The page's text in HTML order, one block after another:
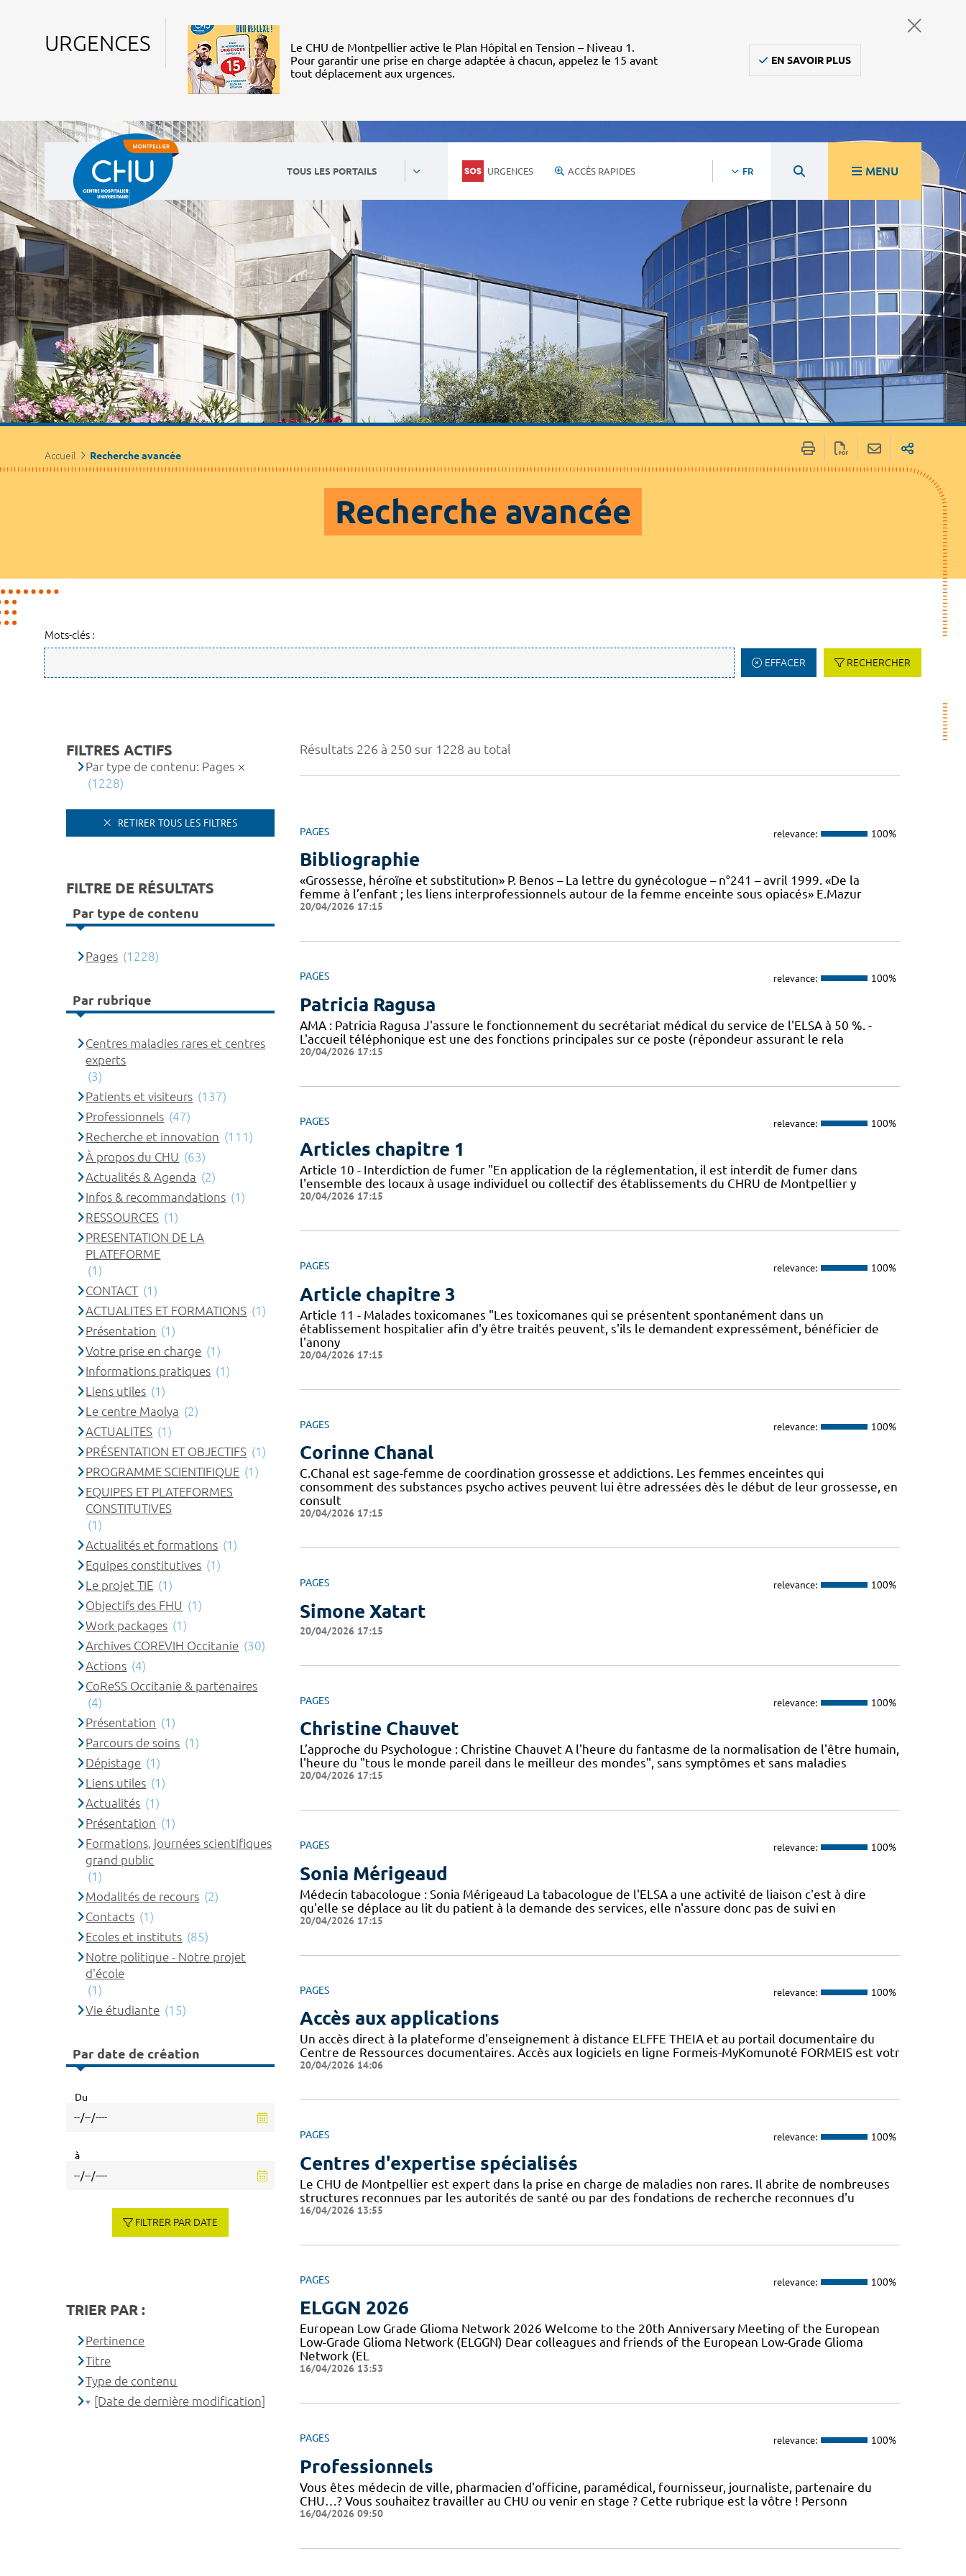
URGENCES
Le CHU de Montpellier active le Plan Hôpital en Tension – Niveau 1.
Pour garantir une prise en charge adaptée à chacun, appelez le 15 avant
tout déplacement aux urgences.
EN SAVOIR PLUS
TOUS LES PORTAILS URGENCES ACCÈS RAPIDES FR MENU
Accueil Recherche avancée
Recherche avancée
Mots-clés :
EFFACER RECHERCHER
Résultats 226 à 250 sur 1228 au total
PAGES relevance: 100%
Bibliographie
«Grossesse, héroïne et substitution» P. Benos – La lettre du gynécologue – n°241 – avril 1999. «De la
femme à l’enfant ; les liens interprofessionnels autour de la femme enceinte sous opiacés» E.Mazur
20/04/2026 17:15
PAGES relevance: 100%
Patricia Ragusa
AMA : Patricia Ragusa J'assure le fonctionnement du secrétariat médical du service de l'ELSA à 50 %. -
L'accueil téléphonique est une des fonctions principales sur ce poste (répondeur assurant le rela
20/04/2026 17:15
PAGES relevance: 100%
Articles chapitre 1
Article 10 - Interdiction de fumer "En application de la réglementation, il est interdit de fumer dans
l'ensemble des locaux à usage individuel ou collectif des établissements du CHRU de Montpellier y
20/04/2026 17:15
PAGES relevance: 100%
Article chapitre 3
Article 11 - Malades toxicomanes "Les toxicomanes qui se présentent spontanément dans un
établissement hospitalier afin d'y être traités peuvent, s'ils le demandent expressément, bénéficier de
l'anony
20/04/2026 17:15
PAGES relevance: 100%
Corinne Chanal
C.Chanal est sage-femme de coordination grossesse et addictions. Les femmes enceintes qui
consomment des substances psycho actives peuvent lui être adressées dès le début de leur grossesse, en
consult
20/04/2026 17:15
PAGES relevance: 100%
Simone Xatart
20/04/2026 17:15
PAGES relevance: 100%
Christine Chauvet
L’approche du Psychologue : Christine Chauvet A l'heure du fantasme de la normalisation de l'être humain,
l'heure du "tous le monde pareil dans le meilleur des mondes", sans symptômes et sans maladies
20/04/2026 17:15
PAGES relevance: 100%
Sonia Mérigeaud
Médecin tabacologue : Sonia Mérigeaud La tabacologue de l'ELSA a une activité de liaison c'est à dire
qu'elle se déplace au lit du patient à la demande des services, elle n'assure donc pas de suivi en
20/04/2026 17:15
PAGES relevance: 100%
Accès aux applications
Un accès direct à la plateforme d'enseignement à distance ELFFE THEIA et au portail documentaire du
Centre de Ressources documentaires. Accès aux logiciels en ligne Formeis-MyKomunoté FORMEIS est votr
20/04/2026 14:06
PAGES relevance: 100%
Centres d'expertise spécialisés
Le CHU de Montpellier est expert dans la prise en charge de maladies non rares. Il abrite de nombreuses
structures reconnues par les autorités de santé ou par des fondations de recherche reconnues d'u
16/04/2026 13:55
PAGES relevance: 100%
ELGGN 2026
European Low Grade Glioma Network 2026 Welcome to the 20th Anniversary Meeting of the European
Low-Grade Glioma Network (ELGGN) Dear colleagues and friends of the European Low-Grade Glioma
Network (EL
16/04/2026 13:53
PAGES relevance: 100%
Professionnels
Vous êtes médecin de ville, pharmacien d'officine, paramédical, fournisseur, journaliste, partenaire du
CHU…? Vous souhaitez travailler au CHU ou venir en stage ? Cette rubrique est la vôtre ! Personn
16/04/2026 09:50
FILTRES ACTIFS
Par type de contenu: Pages
(1228)
RETIRER TOUS LES FILTRES
FILTRE DE RÉSULTATS
Par type de contenu
Pages (1228)
Par rubrique
Centres maladies rares et centres
experts
(3)
Patients et visiteurs (137)
Professionnels (47)
Recherche et innovation (111)
À propos du CHU (63)
Actualités & Agenda (2)
Infos & recommandations (1)
RESSOURCES (1)
PRESENTATION DE LA
PLATEFORME
(1)
CONTACT (1)
ACTUALITES ET FORMATIONS (1)
Présentation (1)
Votre prise en charge (1)
Informations pratiques (1)
Liens utiles (1)
Le centre Maolya (2)
ACTUALITES (1)
PRÉSENTATION ET OBJECTIFS (1)
PROGRAMME SCIENTIFIQUE (1)
EQUIPES ET PLATEFORMES
CONSTITUTIVES
(1)
Actualités et formations (1)
Equipes constitutives (1)
Le projet TIE (1)
Objectifs des FHU (1)
Work packages (1)
Archives COREVIH Occitanie (30)
Actions (4)
CoReSS Occitanie & partenaires
(4)
Présentation (1)
Parcours de soins (1)
Dépistage (1)
Liens utiles (1)
Actualités (1)
Présentation (1)
Formations, journées scientifiques
grand public
(1)
Modalités de recours (2)
Contacts (1)
Ecoles et instituts (85)
Notre politique - Notre projet
d'école
(1)
Vie étudiante (15)
Par date de création
Du
à
FILTRER PAR DATE
TRIER PAR :
Pertinence
Titre
Type de contenu
[Date de dernière modification]